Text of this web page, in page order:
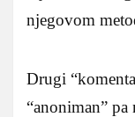
njegovom
Drugi
“anoniman”